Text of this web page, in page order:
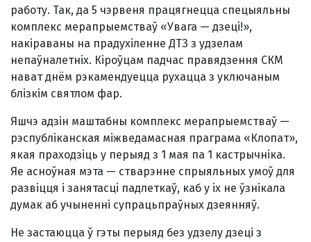
работу. Так, да 5 чэрвеня працягнецца спецыяльны
комплекс мерапрыемстваў «Увага — дзеці!»,
накіраваны на прадухіленне ДТЗ з удзелам
непаўналетніх. Кіроўцам падчас правядзення СКМ
нават днём рэкамендуецца рухацца з уключаным
блізкім святлом фар.
Яшчэ адзін маштабны комплекс мерапрыемстваў —
рэспубліканская міжведамасная праграма «Клопат»,
якая праходзіць у перыяд з 1 мая па 1 кастрычніка.
Яе асноўная мэта — стварэнне спрыяльных умоў для
развіцця і занятасці падлеткаў, каб у іх не ўзнікала
думак аб учыненні супрацьпраўных дзеянняў.
Не застаюцца ў гэты перыяд без удзелу дзеці з